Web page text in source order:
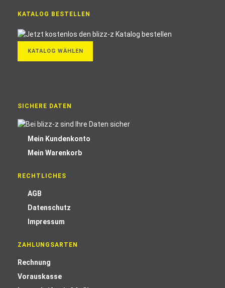
KATALOG BESTELLEN
KATALOG WÄHLEN
SICHERE DATEN
Mein Kundenkonto
Mein Warenkorb
RECHTLICHES
AGB
Datenschutz
Impressum
ZAHLUNGSARTEN
Rechnung
Vorauskasse